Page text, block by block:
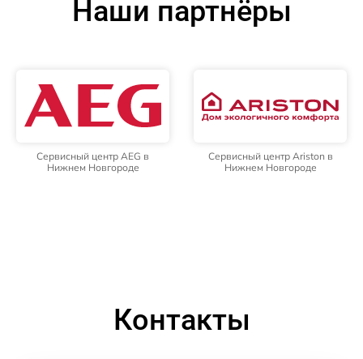
Наши партнёры
Сервисный центр AEG в
Нижнем Новгороде
Сервисный центр Ariston в
Нижнем Новгороде
Контакты